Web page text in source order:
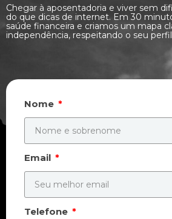
Chegar à aposentadoria e viver sem
do que dicas de internet. Em 30
saúde financeira e criamos um mapa
independência, respeitando o seu
Nome
Email
Telefone